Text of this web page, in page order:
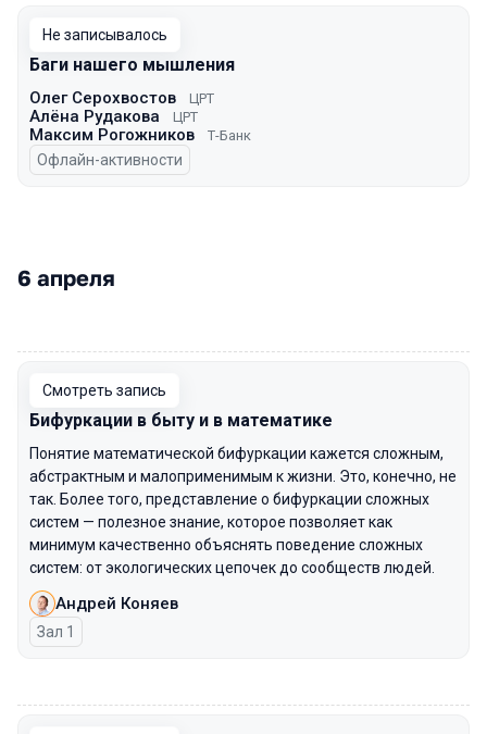
Не записывалось
Баги нашего мышления
Олег Серохвостов ЦРТ
Алёна Рудакова ЦРТ
Максим Рогожников Т-Банк
Офлайн-активности
6 апреля
Смотреть запись
Бифуркации в быту и в математике
Понятие математической бифуркации кажется сложным,
абстрактным и малоприменимым к жизни. Это, конечно, не
так. Более того, представление о бифуркации сложных
систем — полезное знание, которое позволяет как
минимум качественно объяснять поведение сложных
систем: от экологических цепочек до сообществ людей.
Андрей Коняев
Зал 1